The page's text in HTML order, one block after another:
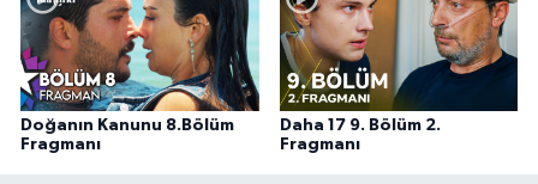
Doğanın Kanunu 8.Bölüm
Fragmanı
Daha 17 9. Bölüm 2.
Fragmanı